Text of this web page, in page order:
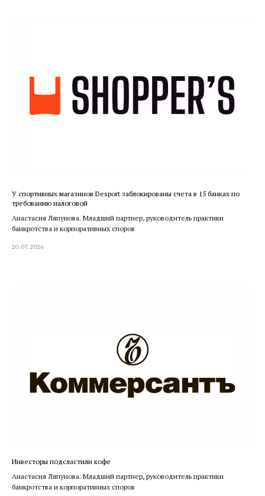
У спортивных магазинов Desport заблокированы счета в 15 банках по
требованию налоговой
Анастасия Ляпунова. Младший партнер, руководитель практики
банкротства и корпоративных споров
20.07.2026
Инвесторы подсластили кофе
Анастасия Ляпунова. Младший партнер, руководитель практики
банкротства и корпоративных споров